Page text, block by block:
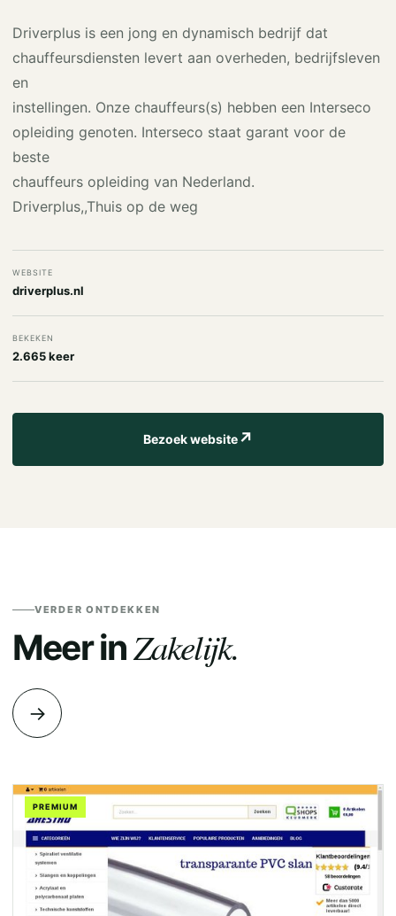
Driverplus is een jong en dynamisch bedrijf dat
chauffeursdiensten levert aan overheden, bedrijfsleven
en
instellingen. Onze chauffeurs(s) hebben een Interseco
opleiding genoten. Interseco staat garant voor de
beste
chauffeurs opleiding van Nederland.
Driverplus,,Thuis op de weg
WEBSITE
driverplus.nl
BEKEKEN
2.665 keer
Bezoek website↗
VERDER ONTDEKKEN
Meer inZakelijk.
→
PREMIUM